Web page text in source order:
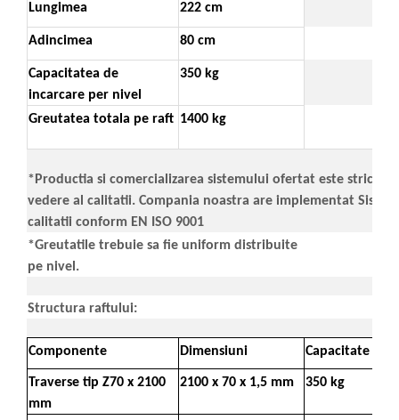
Lungimea 222 cm
Adincimea 80 cm
Capacitatea de
incarcare per nivel
350 kg
Greutatea totala pe raft 1400 kg
*Productia si comercializarea sistemului ofertat este strict
vedere al calitatii. Compania noastra are implementat
calitatii conform EN ISO 9001
*Greutatile trebuie sa fie uniform distribuite
pe nivel.
Structura raftului:
Componente Dimensiuni Capacitate
Traverse tip Z70 x 2100
mm
2100 x 70 x 1,5 mm 350 kg